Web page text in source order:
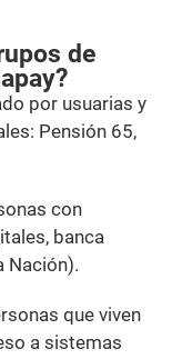
de
por usuarias y
Pensión 65,
con
banca
Nación).
que viven
a sistemas